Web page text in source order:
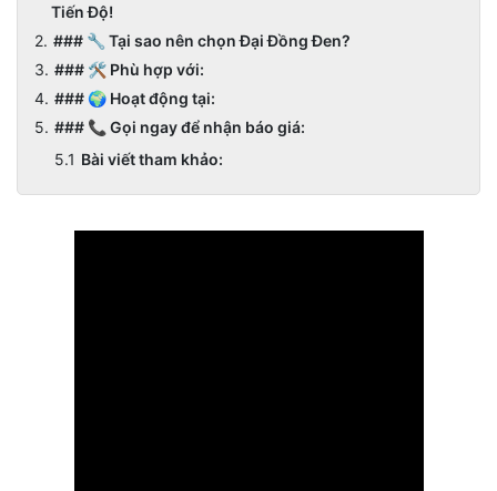
Tiến Độ!
### 🔧 Tại sao nên chọn Đại Đồng Đen?
### 🛠️ Phù hợp với:
### 🌍 Hoạt động tại:
### 📞 Gọi ngay để nhận báo giá:
Bài viết tham khảo: